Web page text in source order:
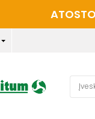
Ieškoti: